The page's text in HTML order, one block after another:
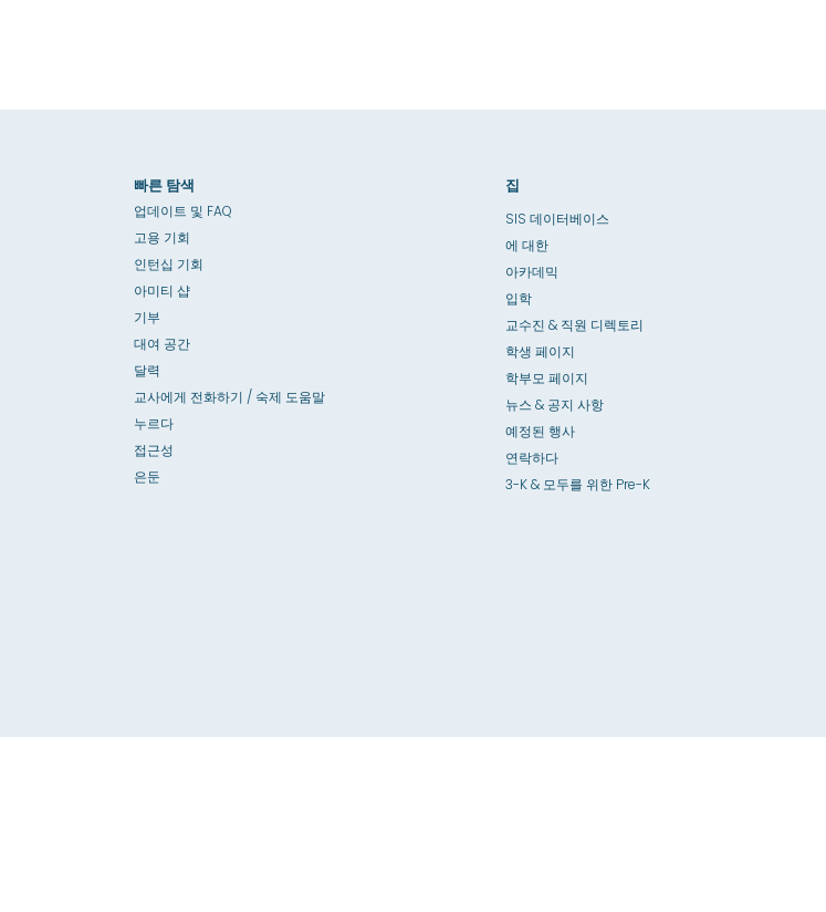
빠른 탐색
업데이트 및 FAQ
고용 기회
인턴십 기회
아미티 샵
기부
대여 공간
달력
교사에게 전화하기 / 숙제 도움말
누르다
접근성
은둔
집
SIS 데이터베이스
에 대한
아카데믹
입학
교수진 & 직원 디렉토리
학생 페이지
학부모 페이지
뉴스 & 공지 사항
예정된 행사
연락하다
3-K & 모두를 위한 Pre-K